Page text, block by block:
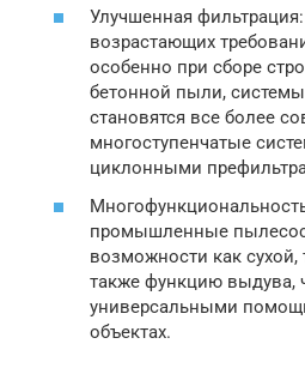
Улучшенная
возрастающих
особенно при сборе
бетонной пыли,
становятся все более
многоступенчатые
циклонными
промышленные
возможности как сухой,
также функцию выдува,
универсальными
объектах.